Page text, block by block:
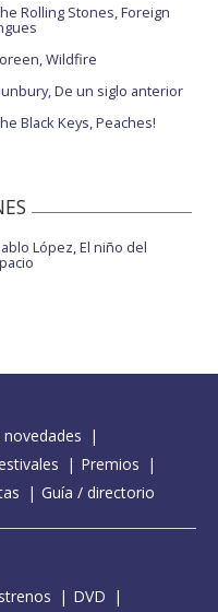
Rolling Stones, Foreign
Wildfire
De un siglo anterior
Black Keys, Peaches!
López, El niño del
Premios
Guía / directorio
DVD